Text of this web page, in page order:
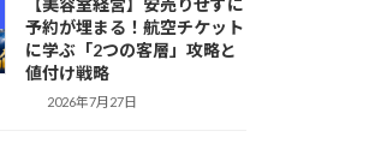
予約が埋まる！航空チケット
に学ぶ「2つの客層」攻略と
値付け戦略
2026年7月27日